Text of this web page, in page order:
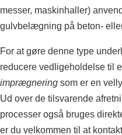
messer, maskinhaller)
gulvbelægning på beton-
For at gøre denne type
reducere vedligeholdelse til
imprægnering som er en
Ud over de tilsvarende
processer også bruges
er du velkommen til at